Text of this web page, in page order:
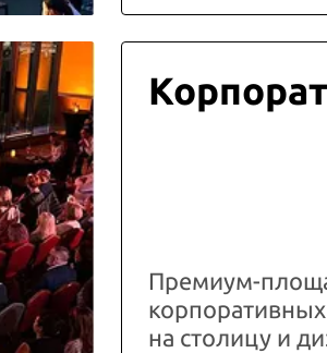
Премиум-
на столицу и